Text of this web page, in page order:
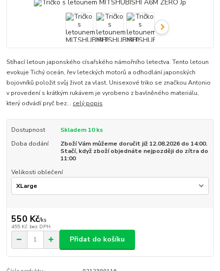
Stíhací letoun japonského císařského námořního letectva. Tento letoun
evokuje Tichý oceán, řev leteckých motorů a odhodlání japonských
bojovníků položit svůj život za vlast. Unisexové triko se značkou Antonio
v provedení s krátkým rukávem je vyrobeno z bavlněného materiálu,
který odvádí pryč bez... celý popis
Dostupnost
Skladem 10 ks
Doba dodání
Zboží Vám můžeme doručit již 12.08.2026 do 14:00.
Stačí, když zboží objednáte nejpozději do zítra do
11:00
Velikosti oblečení
550 Kč/ks
455 Kč bez DPH
Přidat do košíku